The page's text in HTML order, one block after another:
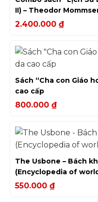
II) – Theodor
2.400.000 ₫
Sách “Cha con Giáo
cao cấp
800.000 ₫
The Usbone – Bách
(Encyclopedia of
550.000 ₫